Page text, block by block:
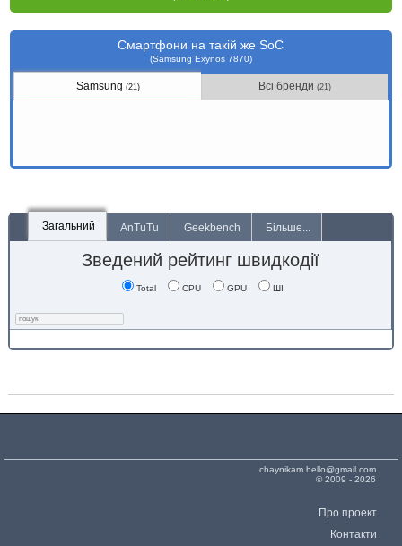
Смартфони на такій же SoC
(Samsung Exynos 7870)
Samsung (21) Всі бренди(21)
Загальний AnTuTu Geekbench Більше...
Зведений рейтинг швидкодії
Total CPU GPU ШІ
chaynikam.hello@gmail.com
© 2009 - 2026
Про проект
Контакти